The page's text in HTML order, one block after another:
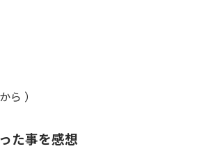
ら ）
た事を感想